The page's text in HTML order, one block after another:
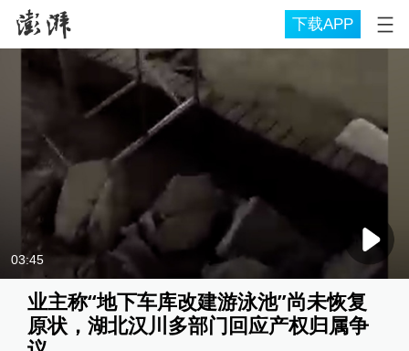
下载APP
03:45
业主称“地下车库改建游泳池”尚未恢复
原状，湖北汉川多部门回应产权归属争